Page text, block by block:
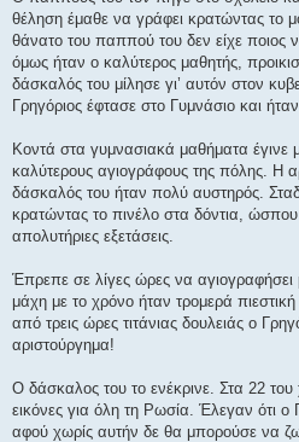
θέληση έμαθε να γράφει κρατώντας το
θάνατο του παππού του δεν είχε ποιος
όμως ήταν ο καλύτερος μαθητής,
δάσκαλός του μίλησε γι’ αυτόν στον
Γρηγόριος έφτασε στο Γυμνάσιο και
Κοντά στα γυμνασιακά μαθήματα έγινε
καλύτερους αγιογράφους της πόλης. Η
δάσκαλός του ήταν πολύ αυστηρός.
κρατώντας το πινέλο στα δόντια,
απολυτήριες εξετάσεις.
Έπρεπε σε λίγες ώρες να αγιογραφήσει
μάχη με το χρόνο ήταν τρομερά
από τρεις ώρες τιτάνιας δουλειάς ο
αριστούργημα!
Ο δάσκαλος του το ενέκρινε. Στα 22 του
εικόνες για όλη τη Ρωσία. Έλεγαν ότι ο
αφού χωρίς αυτήν δε θα μπορούσε να